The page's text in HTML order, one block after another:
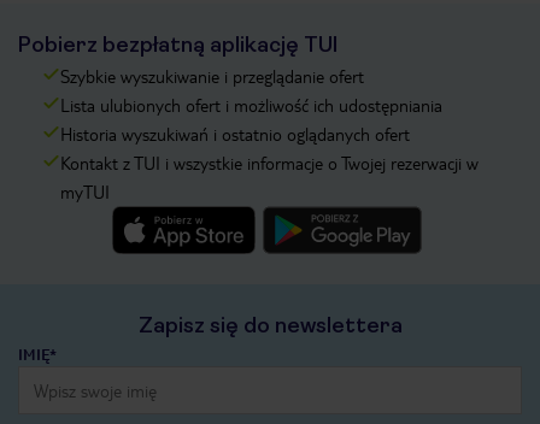
Pobierz bezpłatną aplikację TUI
Szybkie wyszukiwanie i przeglądanie ofert
Lista ulubionych ofert i możliwość ich udostępniania
Historia wyszukiwań i ostatnio oglądanych ofert
Kontakt z TUI i wszystkie informacje o Twojej rezerwacji w
myTUI
Zapisz się do newslettera
IMIĘ*